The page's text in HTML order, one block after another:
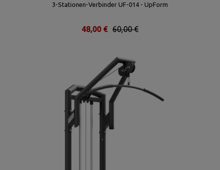
3-Stationen-Verbinder UF-014 - UpForm
60,00 €
48,00 €